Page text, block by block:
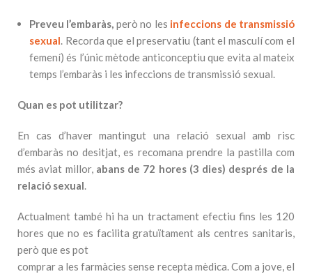
Preveu l’embaràs, però no les infeccions de transmissió
sexual. Recorda que el preservatiu (tant el masculí com el
femení) és l’únic mètode anticonceptiu que evita al mateix
temps l’embaràs i les infeccions de transmissió sexual.
Quan es pot utilitzar?
En cas d’haver mantingut una relació sexual amb risc
d’embaràs no desitjat, es recomana prendre la pastilla com
més aviat millor, abans de 72 hores (3 dies) després de la
relació sexual.
Actualment també hi ha un tractament efectiu fins les 120
hores que no es facilita gratuïtament als centres sanitaris,
però que es pot
comprar a les farmàcies sense recepta mèdica. Com a jove, el